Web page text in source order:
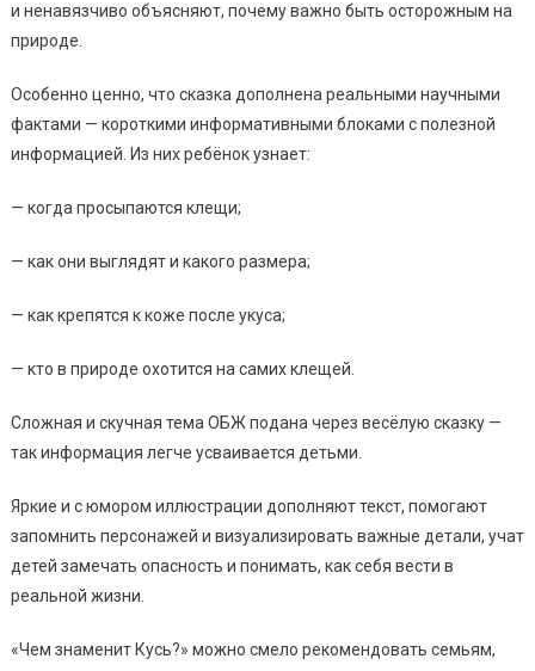
и ненавязчиво объясняют, почему важно быть осторожным на
природе.
Особенно ценно, что сказка дополнена реальными научными
фактами — короткими информативными блоками с полезной
информацией. Из них ребёнок узнает:
— когда просыпаются клещи;
— как они выглядят и какого размера;
— как крепятся к коже после укуса;
— кто в природе охотится на самих клещей.
Сложная и скучная тема ОБЖ подана через весёлую сказку —
так информация легче усваивается детьми.
Яркие и с юмором иллюстрации дополняют текст, помогают
запомнить персонажей и визуализировать важные детали, учат
детей замечать опасность и понимать, как себя вести в
реальной жизни.
«Чем знаменит Кусь?» можно смело рекомендовать семьям,